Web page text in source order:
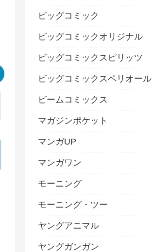
ビッグコミック
ビッグコミックオリジナル
ビッグコミックスピリッツ
ビッグコミックスペリオール
ビームコミックス
マガジンポケット
マンガUP
マンガワン
モーニング
モーニング・ツー
ヤングアニマル
ヤングガンガン